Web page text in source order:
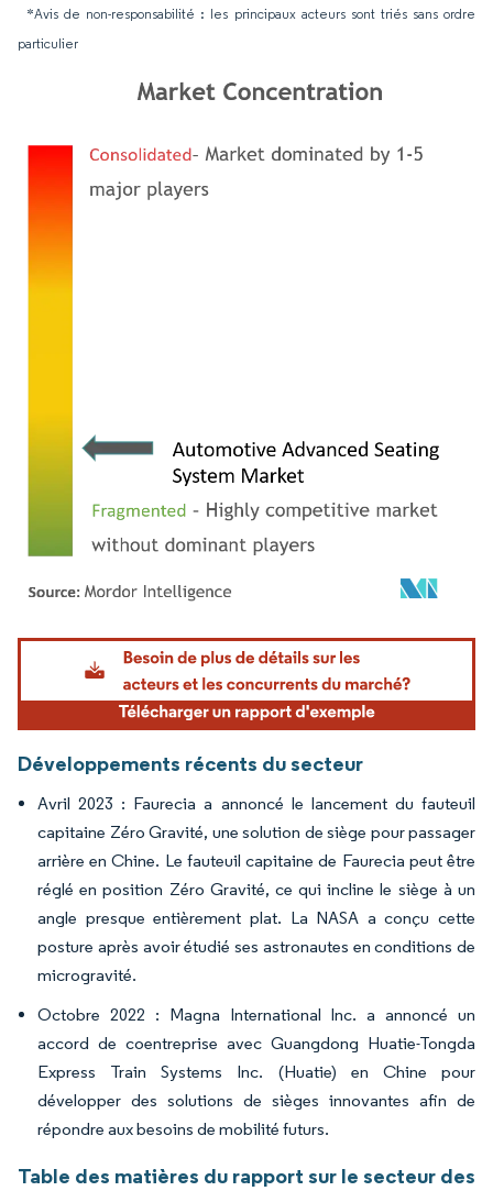
*Avis de non-responsabilité : les principaux acteurs sont triés sans ordre
particulier
Image © Mordor Intelligence. La réutilisation nécessite une attribution sous CC BY
Développements récents du secteur
Avril 2023 : Faurecia a annoncé le lancement du fauteuil
capitaine Zéro Gravité, une solution de siège pour passager
arrière en Chine. Le fauteuil capitaine de Faurecia peut être
réglé en position Zéro Gravité, ce qui incline le siège à un
angle presque entièrement plat. La NASA a conçu cette
posture après avoir étudié ses astronautes en conditions de
microgravité.
Octobre 2022 : Magna International Inc. a annoncé un
accord de coentreprise avec Guangdong Huatie-Tongda
Express Train Systems Inc. (Huatie) en Chine pour
développer des solutions de sièges innovantes afin de
répondre aux besoins de mobilité futurs.
Table des matières du rapport sur le secteur des